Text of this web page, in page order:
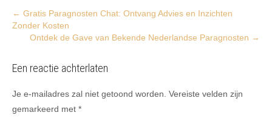
Post
navigation
← Gratis Paragnosten Chat: Ontvang Advies en Inzichten
Zonder Kosten
Ontdek de Gave van Bekende Nederlandse Paragnosten →
Een reactie achterlaten
Je e-mailadres zal niet getoond worden. Vereiste velden zijn
gemarkeerd met *